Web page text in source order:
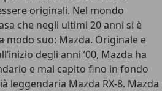
originali. Nel mondo
che negli ultimi 20 anni si è
modo suo: Mazda. Originale e
degli anni ’00, Mazda ha
e mai capito fino in fondo
leggendaria Mazda RX-8. Mazda